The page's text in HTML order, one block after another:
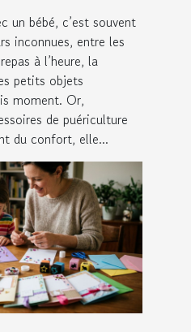
un bébé, c’est souvent
inconnues, entre les
à l’heure, la
petits objets
moment. Or,
de puériculture
du confort, elle...